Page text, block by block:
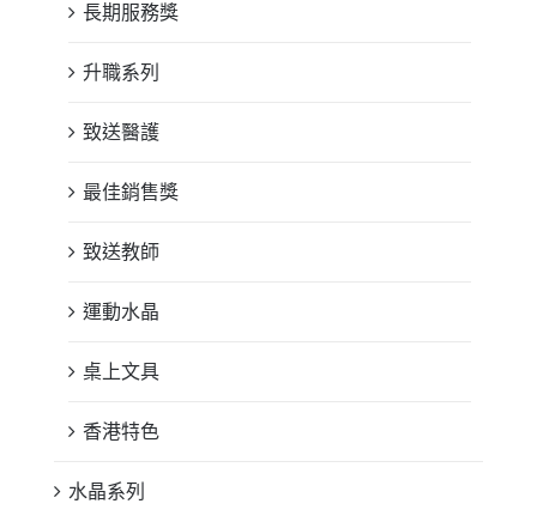
長期服務獎
升職系列
致送醫護
最佳銷售獎
致送教師
運動水晶
桌上文具
香港特色
水晶系列